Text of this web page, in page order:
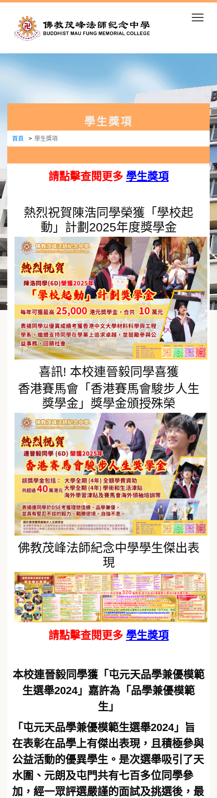
學生獎項
首頁 學生獎項
請點擊查閱更多 學生獎項
熱烈祝賀陳浩同學榮獲「學校起
動」計劃2025年度獎學金
喜訊! 本校連晉毅同學喜獲
香港賽馬會「香港賽馬會駿步人生
獎學金」獎學金頒授殊榮
佛教茂峰法師紀念中學學生傑出表
現
請點擊查閱更多 學生獎項
本校連晉毅同學獲「屯元天品學兼優模範
生選舉2024」嘉許為「品學兼優模範
生」
「屯元天品學兼優模範生選舉2024」旨
在表彰在品學上有傑出表現，且積極參與
公益活動的優異學生。是次選舉吸引了天
水圍、元朗及屯門共有七百多位同學參
加，經一眾評選嚴謹的面試及挑選後，最